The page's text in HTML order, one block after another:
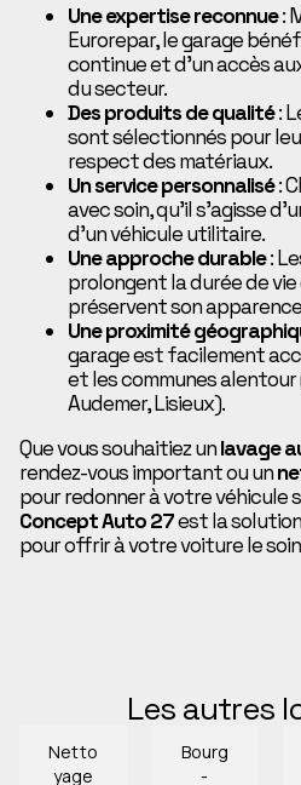
Une expertise reconnue:
Eurorepar, le garage
continue et d’un accès
du secteur.
Des produits de qualité:
sont sélectionnés pour
respect des matériaux.
Un service personnalisé:
avec soin, qu’il s’agisse
d’un véhicule utilitaire.
Une approche durable:
prolongent la durée de
préservent son
Une proximité
garage est facilement
et les communes
Audemer, Lisieux).
Que vous souhaitiez unlavage
rendez-vous important ou un
pour redonner à votre véhicule
Concept Auto 27est la
pour offrir à votre voiture le
Les autres
Netto
yage
Bourg
-